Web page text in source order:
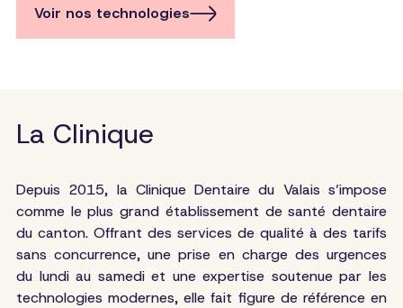
Voir nos technologies
La Clinique
Depuis 2015, la Clinique Dentaire du Valais s’impose
comme le plus grand établissement de santé dentaire
du canton. Offrant des services de qualité à des tarifs
sans concurrence, une prise en charge des urgences
du lundi au samedi et une expertise soutenue par les
technologies modernes, elle fait figure de référence en